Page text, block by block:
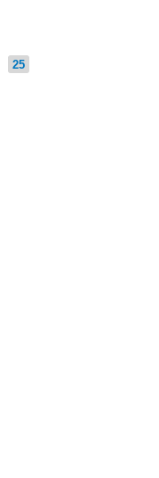
25